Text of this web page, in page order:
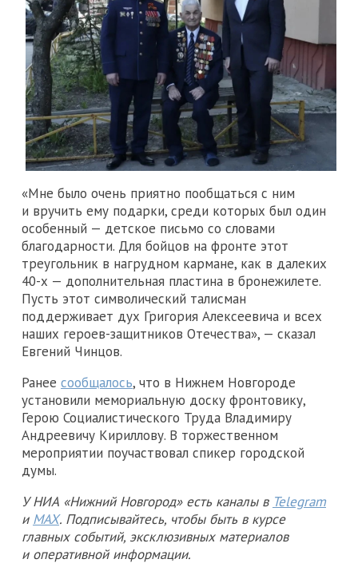
«Мне было очень приятно пообщаться с ним
и вручить ему подарки, среди которых был один
особенный — детское письмо со словами
благодарности. Для бойцов на фронте этот
треугольник в нагрудном кармане, как в далеких
40-х — дополнительная пластина в бронежилете.
Пусть этот символический талисман
поддерживает дух Григория Алексеевича и всех
наших героев-защитников Отечества», — сказал
Евгений Чинцов.
Ранее сообщалось, что в Нижнем Новгороде
установили мемориальную доску фронтовику,
Герою Социалистического Труда Владимиру
Андреевичу Кириллову. В торжественном
мероприятии поучаствовал спикер городской
думы.
У НИА «Нижний Новгород» есть каналы в Telegram
и MAX. Подписывайтесь, чтобы быть в курсе
главных событий, эксклюзивных материалов
и оперативной информации.